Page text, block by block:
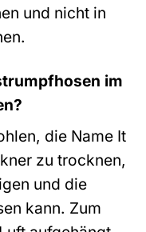
und nicht in
im
die Name It
zu trocknen,
und die
kann. Zum